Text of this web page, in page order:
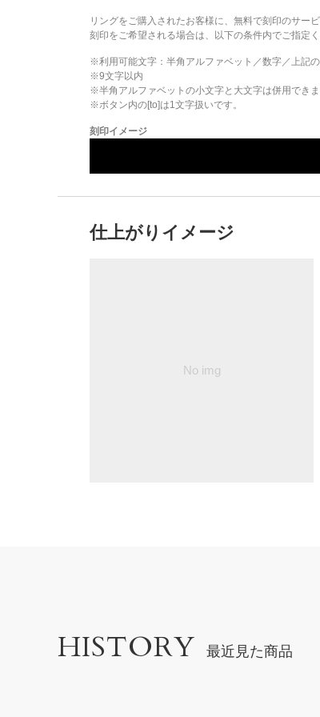
リングをご購入されたお客様に、無料で刻印のサー
刻印をご希望される場合は、以下の条件内でご指定く
※利用可能文字： 半角アルファベット／数字／上記
※9文字以内
※半角アルファベットの小文字と大文字は併用でき
※ボタン内の[to]は1文字扱いです。
刻印イメージ
仕上がりイメージ
HISTORY